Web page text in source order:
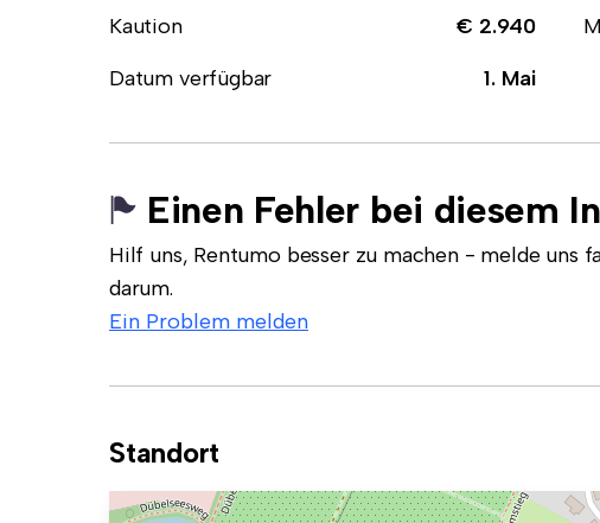
Kaution
€ 2.940
Datum verfügbar
1. Mai
Einen Fehler bei diesem
Hilf uns, Rentumo besser zu machen - melde uns
darum.
Ein Problem melden
Standort